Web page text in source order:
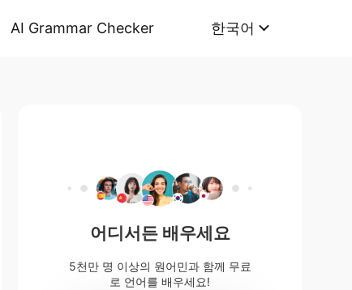
AI Grammar Checker 한국어
어디서든 배우세요
5천만 명 이상의 원어민과 함께 무료
로 언어를 배우세요!